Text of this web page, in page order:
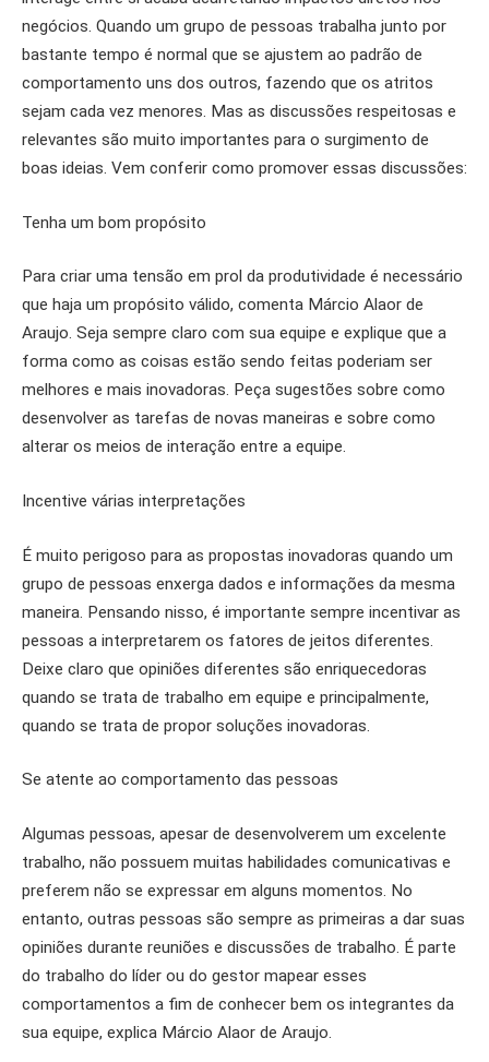
negócios. Quando um grupo de pessoas trabalha junto por
bastante tempo é normal que se ajustem ao padrão de
comportamento uns dos outros, fazendo que os atritos
sejam cada vez menores. Mas as discussões respeitosas e
relevantes são muito importantes para o surgimento de
boas ideias. Vem conferir como promover essas discussões:
Tenha um bom propósito
Para criar uma tensão em prol da produtividade é necessário
que haja um propósito válido, comenta Márcio Alaor de
Araujo. Seja sempre claro com sua equipe e explique que a
forma como as coisas estão sendo feitas poderiam ser
melhores e mais inovadoras. Peça sugestões sobre como
desenvolver as tarefas de novas maneiras e sobre como
alterar os meios de interação entre a equipe.
Incentive várias interpretações
É muito perigoso para as propostas inovadoras quando um
grupo de pessoas enxerga dados e informações da mesma
maneira. Pensando nisso, é importante sempre incentivar as
pessoas a interpretarem os fatores de jeitos diferentes.
Deixe claro que opiniões diferentes são enriquecedoras
quando se trata de trabalho em equipe e principalmente,
quando se trata de propor soluções inovadoras.
Se atente ao comportamento das pessoas
Algumas pessoas, apesar de desenvolverem um excelente
trabalho, não possuem muitas habilidades comunicativas e
preferem não se expressar em alguns momentos. No
entanto, outras pessoas são sempre as primeiras a dar suas
opiniões durante reuniões e discussões de trabalho. É parte
do trabalho do líder ou do gestor mapear esses
comportamentos a fim de conhecer bem os integrantes da
sua equipe, explica Márcio Alaor de Araujo.